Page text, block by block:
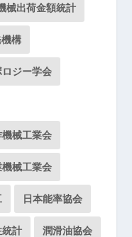
械出荷金額統計
構
ジー学会
械工業会
械工業会
日本能率協会
計 潤滑油協会